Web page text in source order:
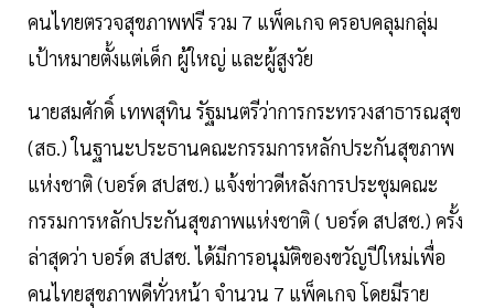
คนไทยตรวจสุขภาพฟรี รวม 7 แพ็คเกจ ครอบคลุมกลุ่ม
เป้าหมายตั้งแต่เด็ก ผู้ใหญ่ และผู้สูงวัย
นายสมศักดิ์ เทพสุทิน รัฐมนตรีว่าการกระทรวงสาธารณสุข
(สธ.) ในฐานะประธานคณะกรรมการหลักประกันสุขภาพ
แห่งชาติ (บอร์ด สปสช.) แจ้งข่าวดีหลังการประชุมคณะ
กรรมการหลักประกันสุขภาพแห่งชาติ ( บอร์ด สปสช.) ครั้ง
ล่าสุดว่า บอร์ด สปสช. ได้มีการอนุมัติของขวัญปีใหม่เพื่อ
คนไทยสุขภาพดีทั่วหน้า จำนวน 7 แพ็คเกจ โดยมีราย